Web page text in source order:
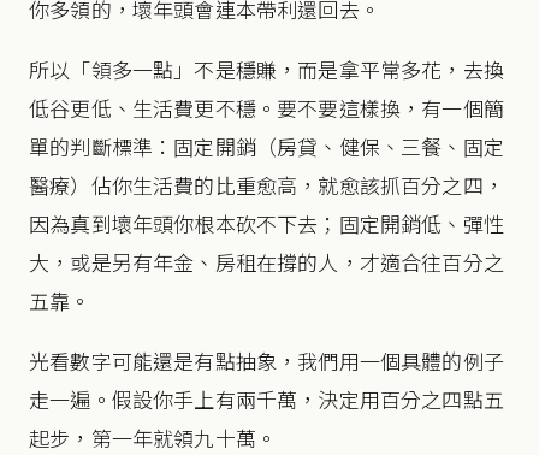
你多領的，壞年頭會連本帶利還回去。
所以「領多一點」不是穩賺，而是拿平常多花，去換
低谷更低、生活費更不穩。要不要這樣換，有一個簡
單的判斷標準：固定開銷（房貸、健保、三餐、固定
醫療）佔你生活費的比重愈高，就愈該抓百分之四，
因為真到壞年頭你根本砍不下去；固定開銷低、彈性
大，或是另有年金、房租在撐的人，才適合往百分之
五靠。
光看數字可能還是有點抽象，我們用一個具體的例子
走一遍。假設你手上有兩千萬，決定用百分之四點五
起步，第一年就領九十萬。